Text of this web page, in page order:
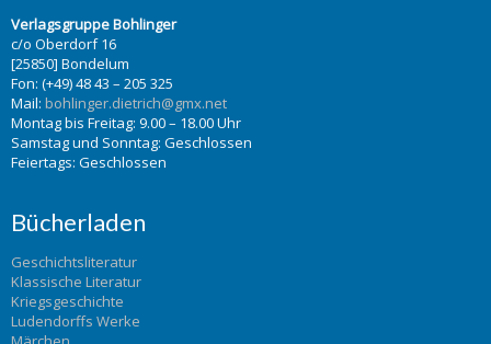
Verlagsgruppe Bohlinger
c/o Oberdorf 16
[25850] Bondelum
Fon: (+49) 48 43 – 205 325
Mail: bohlinger.dietrich@gmx.net
Montag bis Freitag: 9.00 – 18.00 Uhr
Samstag und Sonntag: Geschlossen
Feiertags: Geschlossen
Bücherladen
Geschichtsliteratur
Klassische Literatur
Kriegsgeschichte
Ludendorffs Werke